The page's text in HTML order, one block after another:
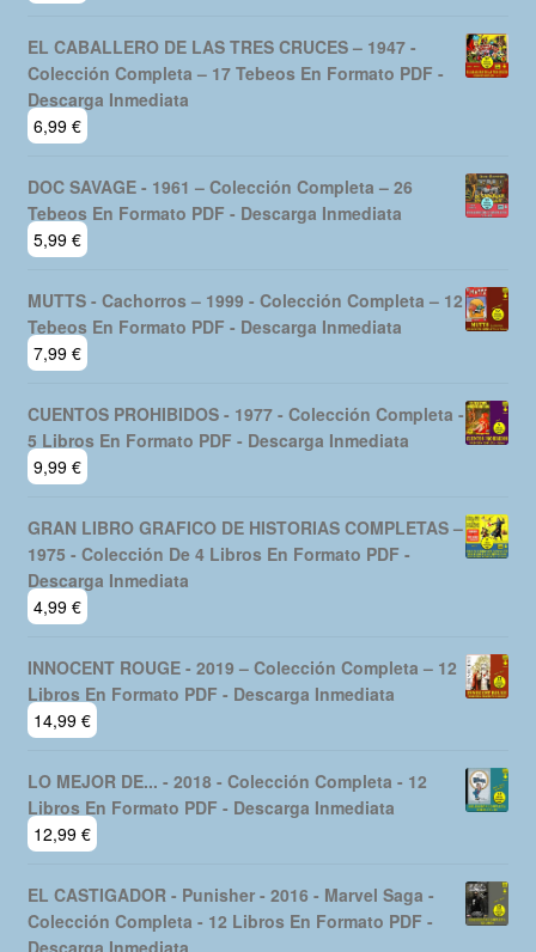
EL CABALLERO DE LAS TRES CRUCES – 1947 -
Colección Completa – 17 Tebeos En Formato PDF -
Descarga Inmediata
6,99 €
DOC SAVAGE - 1961 – Colección Completa – 26
Tebeos En Formato PDF - Descarga Inmediata
5,99 €
MUTTS - Cachorros – 1999 - Colección Completa – 12
Tebeos En Formato PDF - Descarga Inmediata
7,99 €
CUENTOS PROHIBIDOS - 1977 - Colección Completa -
5 Libros En Formato PDF - Descarga Inmediata
9,99 €
GRAN LIBRO GRAFICO DE HISTORIAS COMPLETAS –
1975 - Colección De 4 Libros En Formato PDF -
Descarga Inmediata
4,99 €
INNOCENT ROUGE - 2019 – Colección Completa – 12
Libros En Formato PDF - Descarga Inmediata
14,99 €
LO MEJOR DE... - 2018 - Colección Completa - 12
Libros En Formato PDF - Descarga Inmediata
12,99 €
EL CASTIGADOR - Punisher - 2016 - Marvel Saga -
Colección Completa - 12 Libros En Formato PDF -